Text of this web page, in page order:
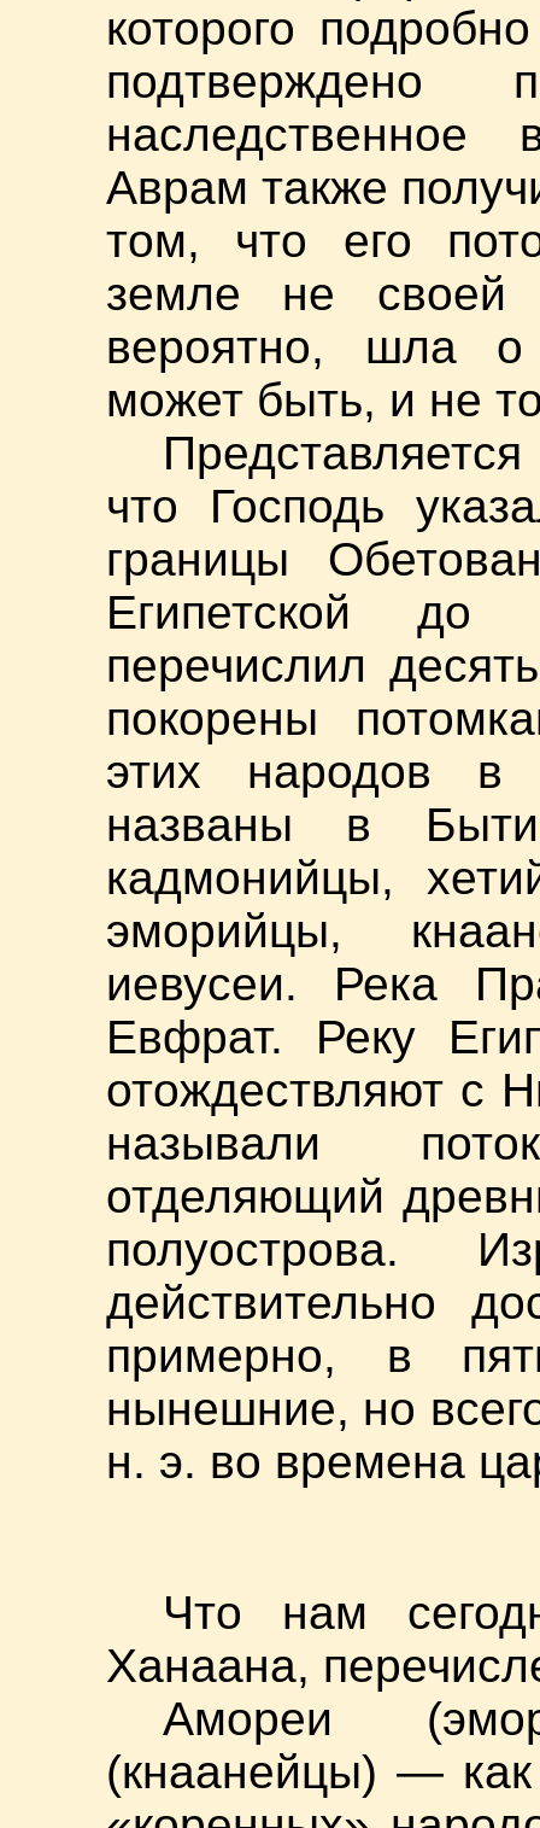
которого
подтверждено
наследственное
Аврам также
том, что его
земле не своей
вероятно, шла о
может быть, и не
что Господь
границы
Египетской
перечислил
покорены
этих народов в
названы в
кадмонийцы,
эморийцы,
иевусеи. Река
Евфрат. Реку
отождествляют с
называли
отделяющий
полуострова.
действительно
примерно, в
нынешние, но
н. э. во времена
Что нам
Ханаана,
Амореи
(кнаанейцы) —